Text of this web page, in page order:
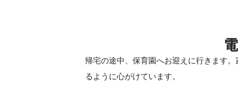
帰宅の途中、保育園へお迎えに行きます
るように心がけています。